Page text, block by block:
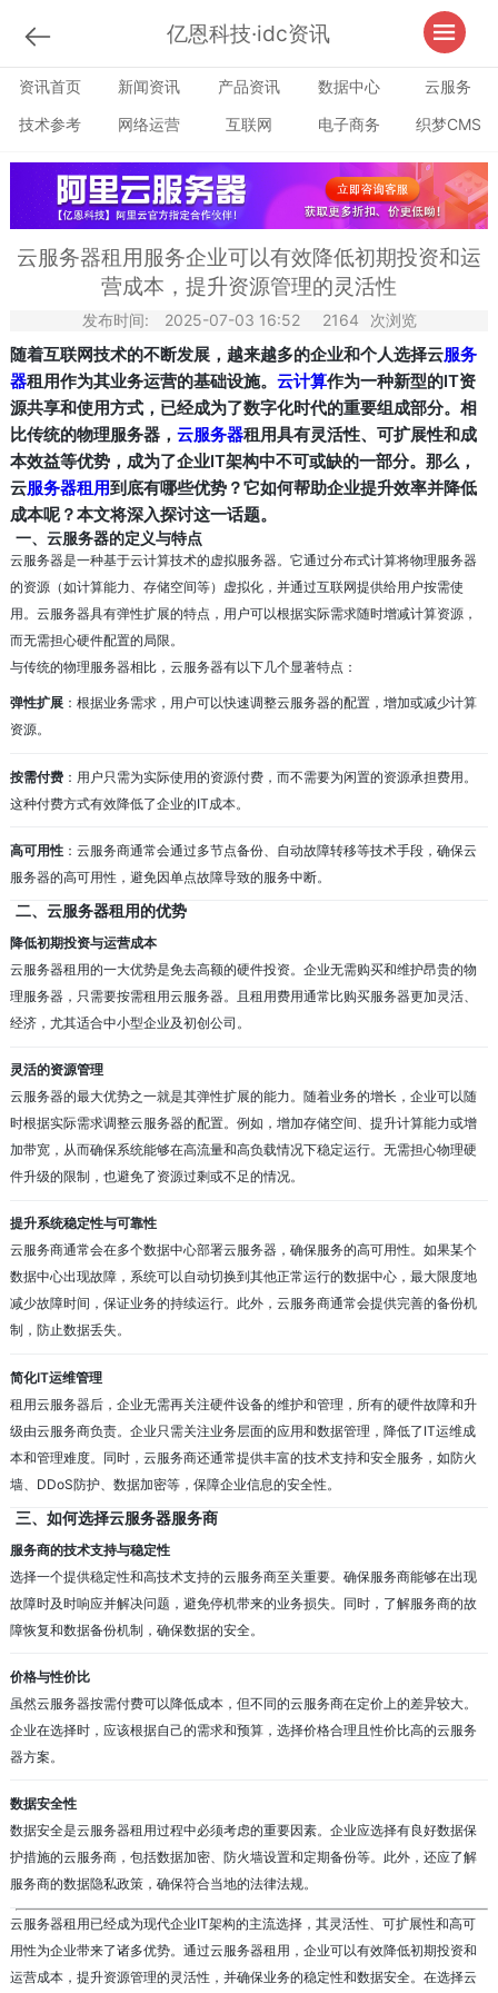
亿恩科技·idc资讯
资讯首页 新闻资讯 产品资讯 数据中心
云服务
技术参考
网络运营 互联网 电子商务 织梦CMS
云服务器租用服务企业可以有效降低初期投资和运
营成本，提升资源管理的灵活性
发布时间: 2025-07-03 16:52 2164 次浏览
随着互联网技术的不断发展，越来越多的企业和个人选择云服务
器租用作为其业务运营的基础设施。 云计算作为一种新型的IT资
源共享和使用方式，已经成为了数字化时代的重要组成部分。相
比传统的物理服务器， 云服务器租用具有灵活性、可扩展性和成
本效益等优势，成为了企业IT架构中不可或缺的一部分。那么，
云服务器租用到底有哪些优势？它如何帮助企业提升效率并降低
成本呢？本文将深入探讨这一话题。
一、云服务器的定义与特点
云服务器是一种基于云计算技术的虚拟服务器。它通过分布式计算将物理服务器
的资源（如计算能力、存储空间等）虚拟化，并通过互联网提供给用户按需使
用。云服务器具有弹性扩展的特点，用户可以根据实际需求随时增减计算资源，
而无需担心硬件配置的局限。
与传统的物理服务器相比，云服务器有以下几个显著特点：
弹性扩展：根据业务需求，用户可以快速调整云服务器的配置，增加或减少计算
资源。
按需付费：用户只需为实际使用的资源付费，而不需要为闲置的资源承担费用。
这种付费方式有效降低了企业的IT成本。
高可用性：云服务商通常会通过多节点备份、自动故障转移等技术手段，确保云
服务器的高可用性，避免因单点故障导致的服务中断。
二、云服务器租用的优势
降低初期投资与运营成本
云服务器租用的一大优势是免去高额的硬件投资。企业无需购买和维护昂贵的物
理服务器，只需要按需租用云服务器。且租用费用通常比购买服务器更加灵活、
经济，尤其适合中小型企业及初创公司。
灵活的资源管理
云服务器的最大优势之一就是其弹性扩展的能力。随着业务的增长，企业可以随
时根据实际需求调整云服务器的配置。例如，增加存储空间、提升计算能力或增
加带宽，从而确保系统能够在高流量和高负载情况下稳定运行。无需担心物理硬
件升级的限制，也避免了资源过剩或不足的情况。
提升系统稳定性与可靠性
云服务商通常会在多个数据中心部署云服务器，确保服务的高可用性。如果某个
数据中心出现故障，系统可以自动切换到其他正常运行的数据中心，最大限度地
减少故障时间，保证业务的持续运行。此外，云服务商通常会提供完善的备份机
制，防止数据丢失。
简化IT运维管理
租用云服务器后，企业无需再关注硬件设备的维护和管理，所有的硬件故障和升
级由云服务商负责。企业只需关注业务层面的应用和数据管理，降低了IT运维成
本和管理难度。同时，云服务商还通常提供丰富的技术支持和安全服务，如防火
墙、DDoS防护、数据加密等，保障企业信息的安全性。
三、如何选择云服务器服务商
服务商的技术支持与稳定性
选择一个提供稳定性和高技术支持的云服务商至关重要。确保服务商能够在出现
故障时及时响应并解决问题，避免停机带来的业务损失。同时，了解服务商的故
障恢复和数据备份机制，确保数据的安全。
价格与性价比
虽然云服务器按需付费可以降低成本，但不同的云服务商在定价上的差异较大。
企业在选择时，应该根据自己的需求和预算，选择价格合理且性价比高的云服务
器方案。
数据安全性
数据安全是云服务器租用过程中必须考虑的重要因素。企业应选择有良好数据保
护措施的云服务商，包括数据加密、防火墙设置和定期备份等。此外，还应了解
服务商的数据隐私政策，确保符合当地的法律法规。
云服务器租用已经成为现代企业IT架构的主流选择，其灵活性、可扩展性和高可
用性为企业带来了诸多优势。通过云服务器租用，企业可以有效降低初期投资和
运营成本，提升资源管理的灵活性，并确保业务的稳定性和数据安全。在选择云